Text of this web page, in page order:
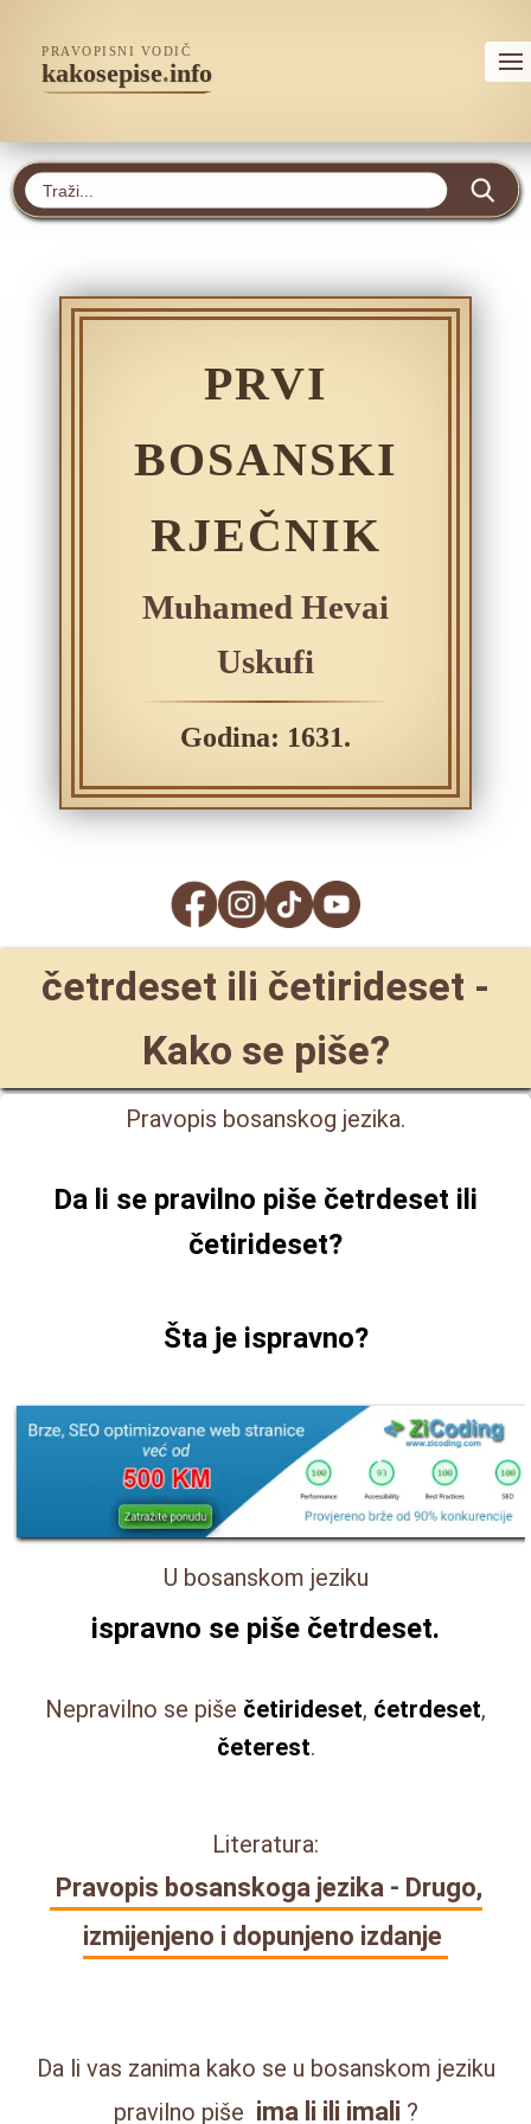
PRAVOPISNI VODIČ
kakosepise.info
PRVI
BOSANSKI
RJEČNIK
Muhamed Hevai
Uskufi
Godina: 1631.
četrdeset ili četirideset -
Kako se piše?
Pravopis bosanskog jezika.
Da li se pravilno piše četrdeset ili
četirideset?
Šta je ispravno?
U bosanskom jeziku
ispravno se piše četrdeset.
Nepravilno se piše četirideset, ćetrdeset,
četerest.
Literatura:
Pravopis bosanskoga jezika - Drugo,
izmijenjeno i dopunjeno izdanje
Da li vas zanima kako se u bosanskom jeziku
pravilno piše ima li ili imali ?